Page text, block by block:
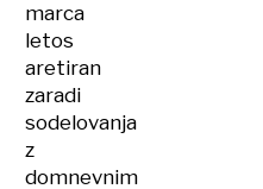
marca
letos
aretiran
zaradi
sodelovanja
z
domnevnim